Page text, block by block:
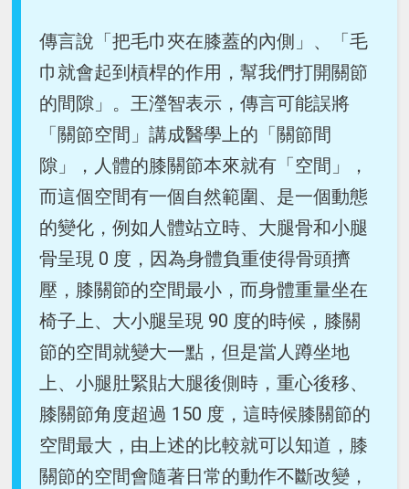
傳言說「把毛巾夾在膝蓋的內側」、「毛
巾就會起到槓桿的作用，幫我們打開關節
的間隙」。王瀅智表示，傳言可能誤將
「關節空間」講成醫學上的「關節間
隙」，人體的膝關節本來就有「空間」，
而這個空間有一個自然範圍、是一個動態
的變化，例如人體站立時、大腿骨和小腿
骨呈現 0 度，因為身體負重使得骨頭擠
壓，膝關節的空間最小，而身體重量坐在
椅子上、大小腿呈現 90 度的時候，膝關
節的空間就變大一點，但是當人蹲坐地
上、小腿肚緊貼大腿後側時，重心後移、
膝關節角度超過 150 度，這時候膝關節的
空間最大，由上述的比較就可以知道，膝
關節的空間會隨著日常的動作不斷改變，